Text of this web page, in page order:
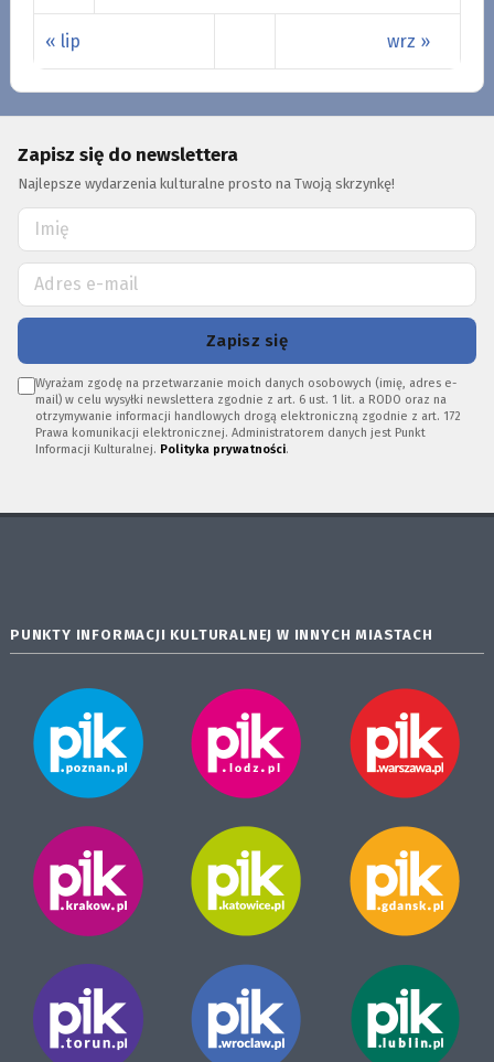
« lip wrz »
Zapisz się do newslettera
Najlepsze wydarzenia kulturalne prosto na Twoją skrzynkę!
Zapisz się
Wyrażam zgodę na przetwarzanie moich danych osobowych (imię, adres e-
mail) w celu wysyłki newslettera zgodnie z art. 6 ust. 1 lit. a RODO oraz na
otrzymywanie informacji handlowych drogą elektroniczną zgodnie z art. 172
Prawa komunikacji elektronicznej. Administratorem danych jest Punkt
Informacji Kulturalnej. Polityka prywatności.
PUNKTY INFORMACJI KULTURALNEJ W INNYCH MIASTACH